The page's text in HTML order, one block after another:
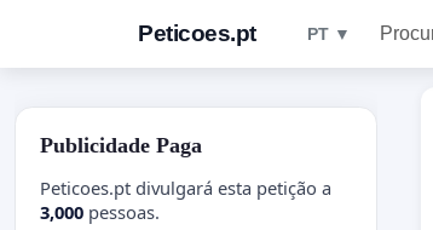
Peticoes.pt PT ▼
Publicidade Paga
Peticoes.pt divulgará esta petição a
3,000 pessoas.